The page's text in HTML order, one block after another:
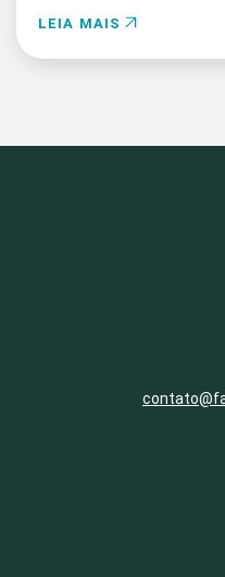
LEIA MAIS